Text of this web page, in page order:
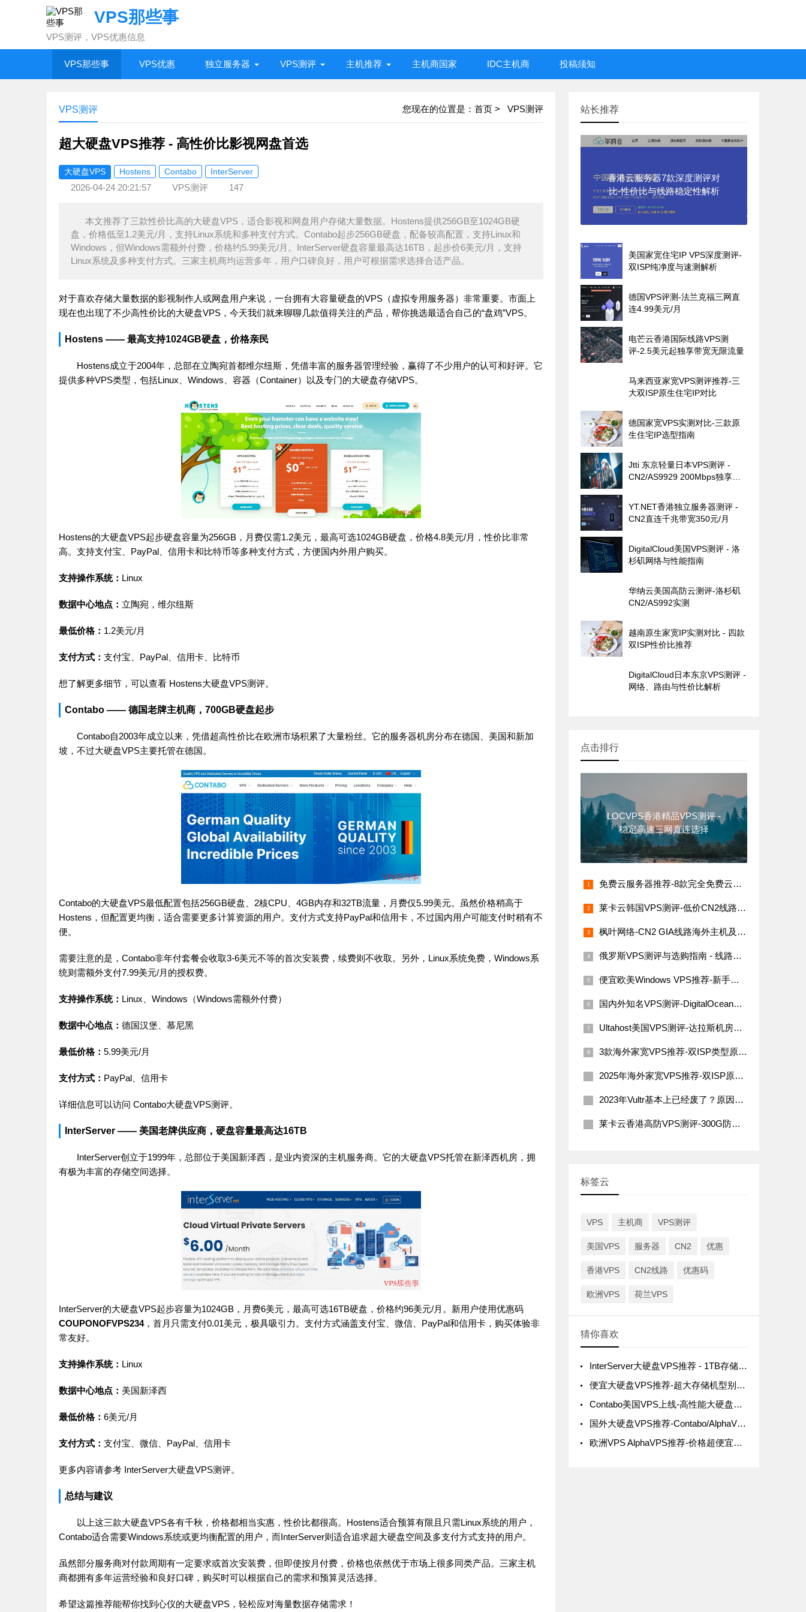
VPS那些事
VPS测评，VPS优惠信息
VPS那些事 VPS优惠 独立服务器 VPS测评 主机推荐 主机商国家 IDC主机商 投稿须知
您现在的位置是： 首页 > VPS测评
VPS测评
超大硬盘VPS推荐 - 高性价比影视网盘首选
大硬盘VPS Hostens Contabo InterServer
2026-04-24 20:21:57 VPS测评 147
本文推荐了三款性价比高的大硬盘VPS，适合影视和网盘用户存储大量数据。Hostens提供256GB至1024GB硬
盘，价格低至1.2美元/月，支持Linux系统和多种支付方式。Contabo起步256GB硬盘，配备较高配置，支持Linux和
Windows，但Windows需额外付费，价格约5.99美元/月。InterServer硬盘容量最高达16TB，起步价6美元/月，支持
Linux系统及多种支付方式。三家主机商均运营多年，用户口碑良好，用户可根据需求选择合适产品。
对于喜欢存储大量数据的影视制作人或网盘用户来说，一台拥有大容量硬盘的VPS（虚拟专用服务器）非常重要。市面上
现在也出现了不少高性价比的大硬盘VPS，今天我们就来聊聊几款值得关注的产品，帮你挑选最适合自己的“盘鸡”VPS。
Hostens —— 最高支持1024GB硬盘，价格亲民
Hostens成立于2004年，总部在立陶宛首都维尔纽斯，凭借丰富的服务器管理经验，赢得了不少用户的认可和好评。它
提供多种VPS类型，包括Linux、Windows、容器（Container）以及专门的大硬盘存储VPS。
Hostens的大硬盘VPS起步硬盘容量为256GB，月费仅需1.2美元，最高可选1024GB硬盘，价格4.8美元/月，性价比非常
高。支持支付宝、PayPal、信用卡和比特币等多种支付方式，方便国内外用户购买。
支持操作系统： Linux
数据中心地点： 立陶宛，维尔纽斯
最低价格： 1.2美元/月
支付方式： 支付宝、PayPal、信用卡、比特币
想了解更多细节，可以查看 Hostens大硬盘VPS测评。
Contabo —— 德国老牌主机商，700GB硬盘起步
Contabo自2003年成立以来，凭借超高性价比在欧洲市场积累了大量粉丝。它的服务器机房分布在德国、美国和新加
坡，不过大硬盘VPS主要托管在德国。
Contabo的大硬盘VPS最低配置包括256GB硬盘、2核CPU、4GB内存和32TB流量，月费仅5.99美元。虽然价格稍高于
Hostens，但配置更均衡，适合需要更多计算资源的用户。支付方式支持PayPal和信用卡，不过国内用户可能支付时稍有不
便。
需要注意的是，Contabo非年付套餐会收取3-6美元不等的首次安装费，续费则不收取。另外，Linux系统免费，Windows系
统则需额外支付7.99美元/月的授权费。
支持操作系统： Linux、Windows（Windows需额外付费）
数据中心地点： 德国汉堡、慕尼黑
最低价格： 5.99美元/月
支付方式： PayPal、信用卡
详细信息可以访问 Contabo大硬盘VPS测评。
InterServer —— 美国老牌供应商，硬盘容量最高达16TB
InterServer创立于1999年，总部位于美国新泽西，是业内资深的主机服务商。它的大硬盘VPS托管在新泽西机房，拥
有极为丰富的存储空间选择。
InterServer的大硬盘VPS起步容量为1024GB，月费6美元，最高可选16TB硬盘，价格约96美元/月。新用户使用优惠码
COUPONOFVPS234，首月只需支付0.01美元，极具吸引力。支付方式涵盖支付宝、微信、PayPal和信用卡，购买体验非
常友好。
支持操作系统： Linux
数据中心地点： 美国新泽西
最低价格： 6美元/月
支付方式： 支付宝、微信、PayPal、信用卡
更多内容请参考 InterServer大硬盘VPS测评。
总结与建议
以上这三款大硬盘VPS各有千秋，价格都相当实惠，性价比都很高。Hostens适合预算有限且只需Linux系统的用户，
Contabo适合需要Windows系统或更均衡配置的用户，而InterServer则适合追求超大硬盘空间及多支付方式支持的用户。
虽然部分服务商对付款周期有一定要求或首次安装费，但即使按月付费，价格也依然优于市场上很多同类产品。三家主机
商都拥有多年运营经验和良好口碑，购买时可以根据自己的需求和预算灵活选择。
希望这篇推荐能帮你找到心仪的大硬盘VPS，轻松应对海量数据存储需求！
站长推荐
香港云服务器7款深度测评对
比-性价比与线路稳定性解析
美国家宽住宅IP VPS深度测评-
双ISP纯净度与速测解析
德国VPS评测-法兰克福三网直
连4.99美元/月
电芒云香港国际线路VPS测
评-2.5美元起独享带宽无限流量
马来西亚家宽VPS测评推荐-三
大双ISP原生住宅IP对比
德国家宽VPS实测对比-三款原
生住宅IP选型指南
Jtti 东京轻量日本VPS测评 -
CN2/AS9929 200Mbps独享带
YT.NET香港独立服务器测评 -
CN2直连千兆带宽350元/月
DigitalCloud美国VPS测评 - 洛
杉矶网络与性能指南
华纳云美国高防云测评-洛杉矶
CN2/AS992实测
越南原生家宽IP实测对比 - 四款
双ISP性价比推荐
DigitalCloud日本东京VPS测评 -
网络、路由与性价比解析
点击排行
LOCVPS香港精品VPS测评 -
稳定高速三网直连选择
免费云服务器推荐-8款完全免费云服务器汇总（支持海内外节点）
莱卡云韩国VPS测评-低价CN2线路，网络稳定速度快
枫叶网络-CN2 GIA线路海外主机及VPS评测
俄罗斯VPS测评与选购指南 - 线路稳定性与价格解析
便宜欧美Windows VPS推荐-新手必看指南
国内外知名VPS测评-DigitalOcean、Linode、Vultr与搬瓦工
Ultahost美国VPS测评-达拉斯机房网络性能与价格详解
3款海外家宽VPS推荐-双ISP类型原生IP
2025年海外家宽VPS推荐-双ISP原生住宅IP
2023年Vultr基本上已经废了？原因分析及解决办法
莱卡云香港高防VPS测评-300G防御200Mbps带宽
标签云
VPS 主机商 VPS测评
美国VPS 服务器 CN2 优惠
香港VPS CN2线路 优惠码
欧洲VPS 荷兰VPS
猜你喜欢
InterServer大硬盘VPS推荐 - 1TB存储仅6美元起
便宜大硬盘VPS推荐-超大存储机型别错过
Contabo美国VPS上线-高性能大硬盘无限流量
国外大硬盘VPS推荐-Contabo/AlphaVPS/HostHatch评测
欧洲VPS AlphaVPS推荐-价格超便宜大硬盘